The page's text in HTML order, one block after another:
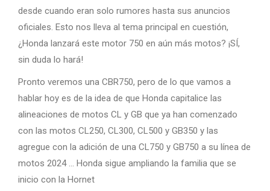
desde cuando eran solo rumores hasta sus anuncios
oficiales. Esto nos lleva al tema principal en cuestión,
¿Honda lanzará este motor 750 en aún más motos? ¡SÍ,
sin duda lo hará!
Pronto veremos una CBR750, pero de lo que vamos a
hablar hoy es de la idea de que Honda capitalice las
alineaciones de motos CL y GB que ya han comenzado
con las motos CL250, CL300, CL500 y GB350 y las
agregue con la adición de una CL750 y GB750 a su línea de
motos 2024 … Honda sigue ampliando la familia que se
inicio con la Hornet